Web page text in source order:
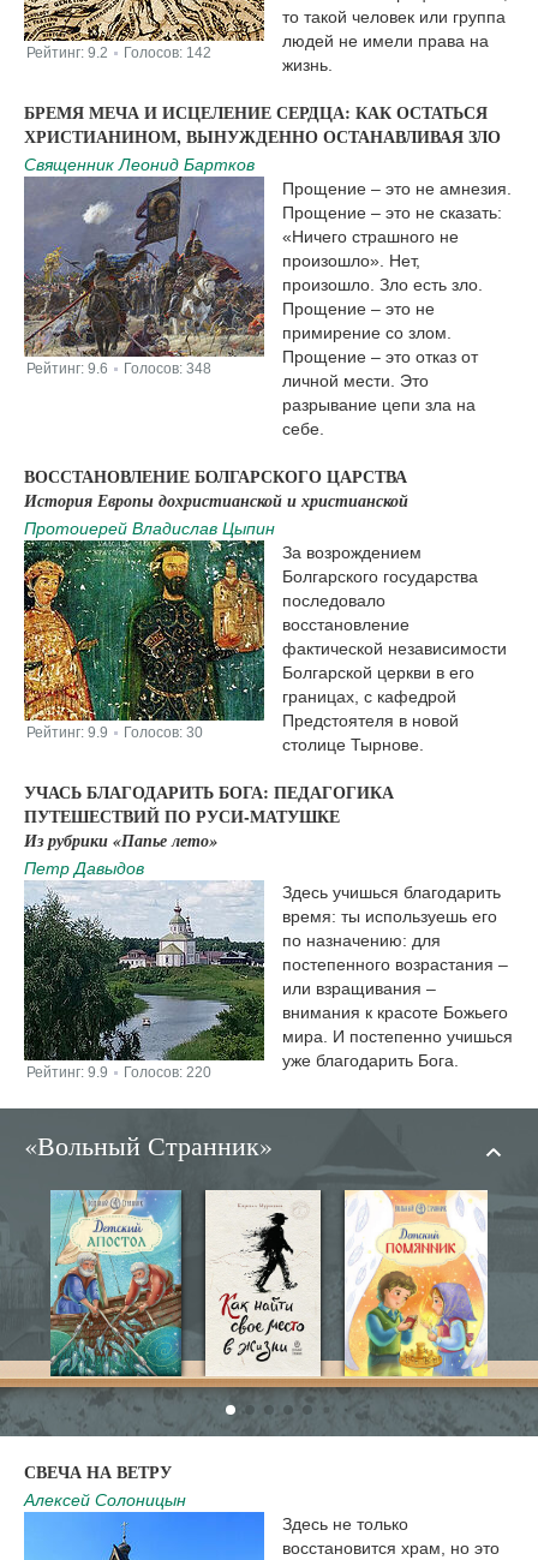
Рейтинг: 9.2 Голосов: 142
то такой человек или группа
людей не имели права на
жизнь.
БРЕМЯ МЕЧА И ИСЦЕЛЕНИЕ СЕРДЦА: КАК ОСТАТЬСЯ
ХРИСТИАНИНОМ, ВЫНУЖДЕННО ОСТАНАВЛИВАЯ ЗЛО
Священник Леонид Бартков
Рейтинг: 9.6 Голосов: 348
Прощение – это не амнезия.
Прощение – это не сказать:
«Ничего страшного не
произошло». Нет,
произошло. Зло есть зло.
Прощение – это не
примирение со злом.
Прощение – это отказ от
личной мести. Это
разрывание цепи зла на
себе.
ВОССТАНОВЛЕНИЕ БОЛГАРСКОГО ЦАРСТВА
История Европы дохристианской и христианской
Протоиерей Владислав Цыпин
Рейтинг: 9.9 Голосов: 30
За возрождением
Болгарского государства
последовало
восстановление
фактической независимости
Болгарской церкви в его
границах, с кафедрой
Предстоятеля в новой
столице Тырнове.
УЧАСЬ БЛАГОДАРИТЬ БОГА: ПЕДАГОГИКА
ПУТЕШЕСТВИЙ ПО РУСИ-МАТУШКЕ
Из рубрики «Папье лето»
Петр Давыдов
Рейтинг: 9.9 | Голосов: 220
Здесь учишься благодарить
время: ты используешь его
по назначению: для
постепенного возрастания –
или взращивания –
внимания к красоте Божьего
мира. И постепенно учишься
уже благодарить Бога.
«Вольный Странник»
СВЕЧА НА ВЕТРУ
Алексей Солоницын
Здесь не только
восстановится храм, но это